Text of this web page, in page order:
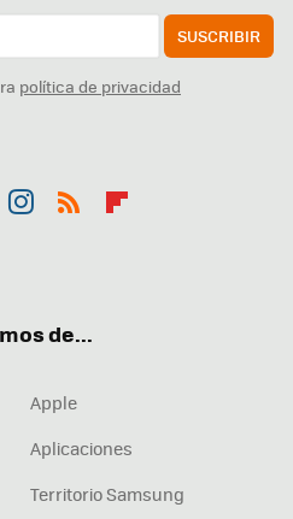
SUSCRIBIR
política de privacidad
de...
Apple
Aplicaciones
Territorio Samsung